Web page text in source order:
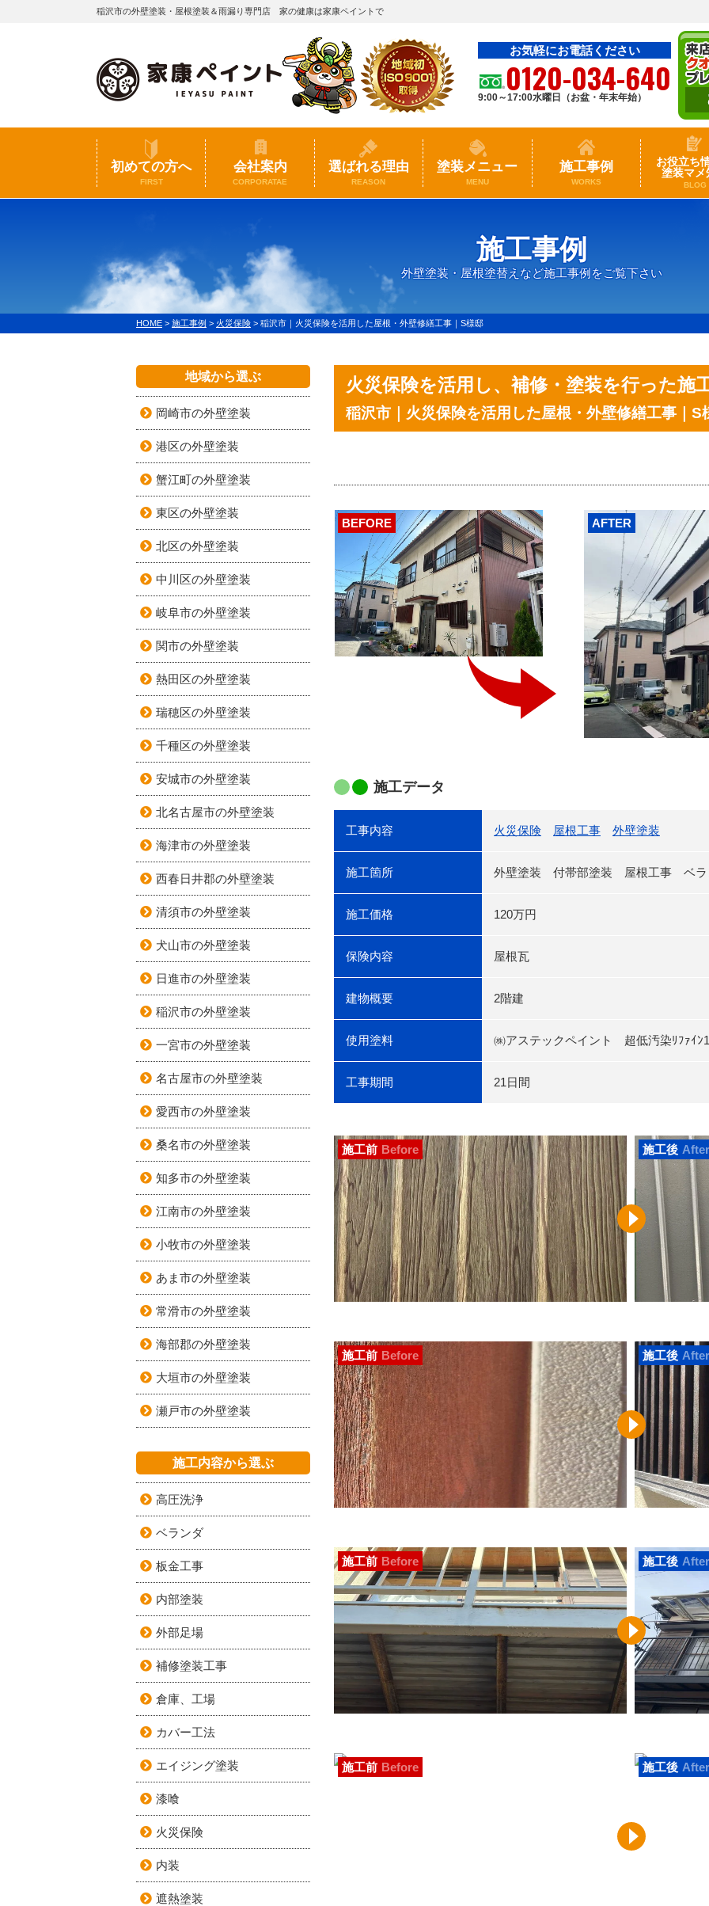
稲沢市の外壁塗装・屋根塗装＆雨漏り専門店 家の健康は家康ペイントで
お気軽にお電話ください
0120-034-640
9:00～17:00水曜日（お盆・年末年始）
初めての方へ
FIRST
会社案内
CORPORATAE
選ばれる理由
REASON
塗装メニュー
MENU
施工事例
WORKS
お役立ち
塗装マメ
BLOG
施工事例
外壁塗装・屋根塗替えなど施工事例をご覧下さい
HOME > 施工事例 > 火災保険 > 稲沢市｜火災保険を活用した屋根・外壁修繕工事｜S様邸
火災保険を活用し、補修・塗装を行った施
稲沢市｜火災保険を活用した屋根・外壁修繕工事｜S
AFTER
BEFORE
施工データ
工事内容 火災保険 屋根工事 外壁塗装
施工箇所 外壁塗装 付帯部塗装 屋根工事 ベラ
施工価格 120万円
保険内容 屋根瓦
建物概要 2階建
使用塗料 ㈱アステックペイント 超低汚染ﾘﾌｧｲﾝ
工事期間 21日間
施工前 Before 施工後 After
施工前 Before 施工後 After
施工前 Before 施工後 After
施工前 Before 施工後 After
地域から選ぶ
岡崎市の外壁塗装
港区の外壁塗装
蟹江町の外壁塗装
東区の外壁塗装
北区の外壁塗装
中川区の外壁塗装
岐阜市の外壁塗装
関市の外壁塗装
熱田区の外壁塗装
瑞穂区の外壁塗装
千種区の外壁塗装
安城市の外壁塗装
北名古屋市の外壁塗装
海津市の外壁塗装
西春日井郡の外壁塗装
清須市の外壁塗装
犬山市の外壁塗装
日進市の外壁塗装
稲沢市の外壁塗装
一宮市の外壁塗装
名古屋市の外壁塗装
愛西市の外壁塗装
桑名市の外壁塗装
知多市の外壁塗装
江南市の外壁塗装
小牧市の外壁塗装
あま市の外壁塗装
常滑市の外壁塗装
海部郡の外壁塗装
大垣市の外壁塗装
瀬戸市の外壁塗装
施工内容から選ぶ
高圧洗浄
ベランダ
板金工事
内部塗装
外部足場
補修塗装工事
倉庫、工場
カバー工法
エイジング塗装
漆喰
火災保険
内装
遮熱塗装